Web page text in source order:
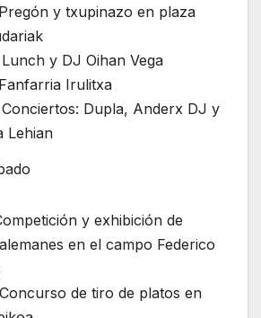
Pregón y txupinazo en plaza
Lunch y DJ Oihan Vega
Fanfarria Irulitxa
Conciertos: Dupla, Anderx DJ y
Lehian
y exhibición de
en el campo Federico
Concurso de tiro de platos en